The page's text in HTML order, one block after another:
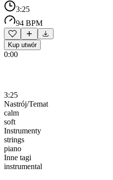
3:25
94 BPM
Kup utwór
0:00
3:25
Nastrój/Temat
calm
soft
Instrumenty
strings
piano
Inne tagi
instrumental